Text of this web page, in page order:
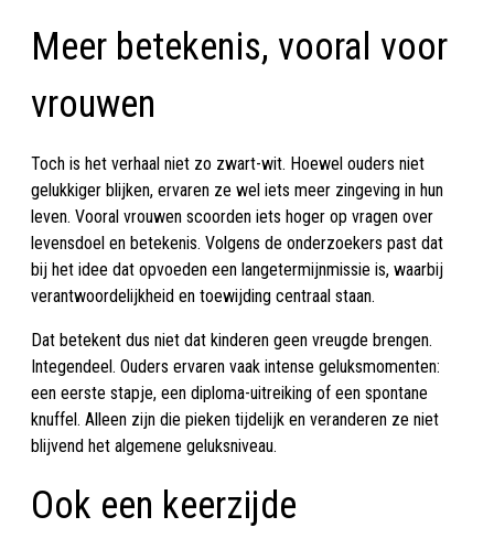
Meer betekenis, vooral voor
vrouwen
Toch is het verhaal niet zo zwart-wit. Hoewel ouders niet
gelukkiger blijken, ervaren ze wel iets meer zingeving in hun
leven. Vooral vrouwen scoorden iets hoger op vragen over
levensdoel en betekenis. Volgens de onderzoekers past dat
bij het idee dat opvoeden een langetermijnmissie is, waarbij
verantwoordelijkheid en toewijding centraal staan.
Dat betekent dus niet dat kinderen geen vreugde brengen.
Integendeel. Ouders ervaren vaak intense geluksmomenten:
een eerste stapje, een diploma-uitreiking of een spontane
knuffel. Alleen zijn die pieken tijdelijk en veranderen ze niet
blijvend het algemene geluksniveau.
Ook een keerzijde